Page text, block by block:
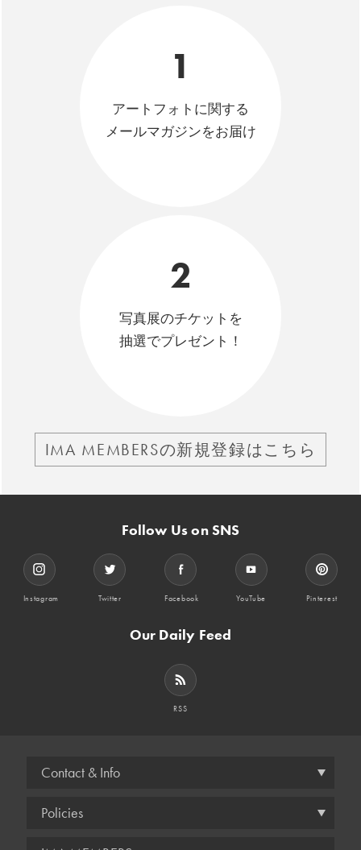
1
アートフォトに関する
メールマガジンをお届け
2
写真展のチケットを
抽選でプレゼント！
IMA MEMBERSの新規登録はこちら
Follow Us on SNS
Instagram Twitter Facebook YouTube Pinterest
Our Daily Feed
RSS
Contact & Info
Policies